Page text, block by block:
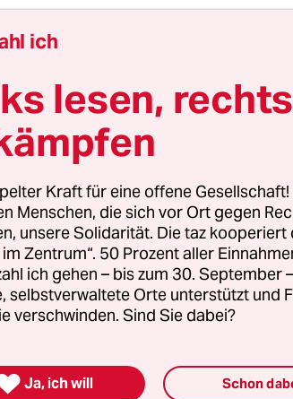
die
ging um ihre historische
sei sie ein Mädchen, eine Frau,
Vuitton der 1925 in Chicago
ihrem Todestag in ihrem
von Architekt Frank Gehry eine
mit dem Pariser Musée
Es geht um ästhetische
Expressionistin Mitchell und
Ikone Claude Monet. Joan Mitchell
ich
lesen, rechts
Kraft für eine offene
Menschen, die sich vor Ort gegen
unsere Solidarität. Die taz kooperiert
Zentrum“. 50 Prozent aller
ich gehen – bis zum 30. September
selbstverwaltete Orte unterstützt und
verschwinden. Sind Sie dabei?
Ja, ich will Schon